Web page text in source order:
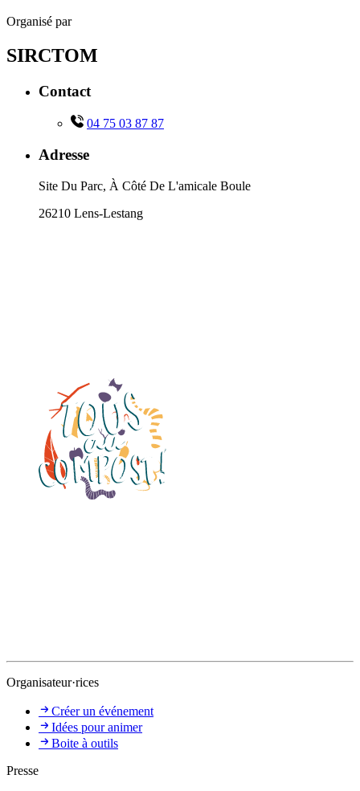
Organisé par
SIRCTOM
Contact
04 75 03 87 87
Adresse
Site Du Parc, À Côté De L'amicale Boule
26210 Lens-Lestang
Organisateur·rices
Créer un événement
Idées pour animer
Boite à outils
Presse